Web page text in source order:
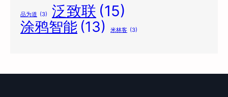
品为道 (3) 泛致联 (15)
涂鸦智能 (13) 米林客 (3)